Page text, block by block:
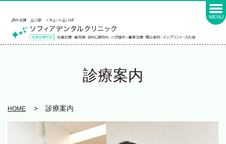
MENU
診療案内
HOME 診療案内